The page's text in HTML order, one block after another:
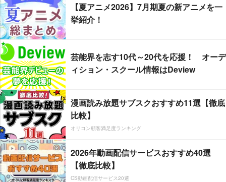
【夏アニメ2026】7月期夏の新アニメを一
挙紹介！
芸能界を志す10代～20代を応援！ オーデ
ィション・スクール情報はDeview
漫画読み放題サブスクおすすめ11選【徹底
比較】
オリコン顧客満足度ランキング
2026年動画配信サービスおすすめ40選
【徹底比較】
CS動画配信サービス20選